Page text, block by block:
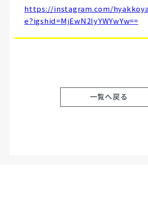
https://instagram.com/
e?igshid=MjEwN2IyYWYwYw==
一覧へ戻る